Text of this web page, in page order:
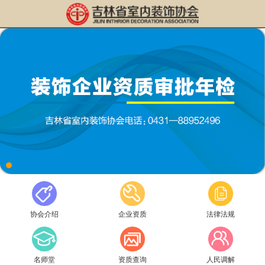
协会介绍 企业资质 法律法规
名师堂 资质查询 人民调解